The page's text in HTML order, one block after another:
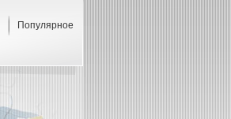
Популярное